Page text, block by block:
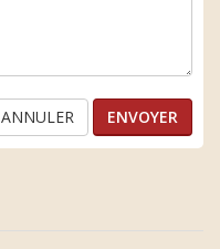
ANNULER